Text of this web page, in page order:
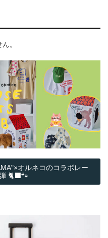
。
オルネコの​コラボレー
🐈‍⬛🐾